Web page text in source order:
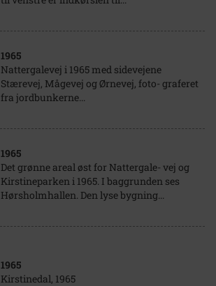
1965
Nattergalevej i 1965 med sidevejene
Stærevej, Mågevej og Ørnevej, foto- graferet
fra jordbunkerne...
1965
Det grønne areal øst for Nattergale- vej og
Kirstineparken i 1965. I baggrunden ses
Hørsholmhallen. Den lyse bygning...
1965
Kirstinedal, 1965